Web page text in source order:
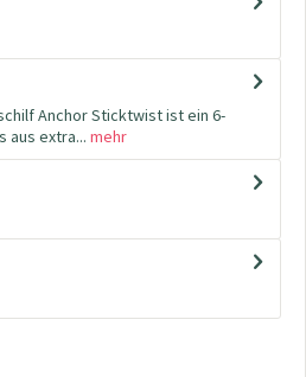
Anchor Sticktwist ist ein 6-
aus extra... mehr